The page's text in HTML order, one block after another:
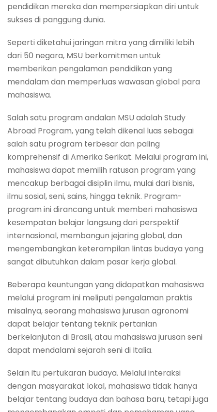
pendidikan mereka dan mempersiapkan diri untuk
sukses di panggung dunia.
Seperti diketahui jaringan mitra yang dimiliki lebih
dari 50 negara, MSU berkomitmen untuk
memberikan pengalaman pendidikan yang
mendalam dan memperluas wawasan global para
mahasiswa.
Salah satu program andalan MSU adalah Study
Abroad Program, yang telah dikenal luas sebagai
salah satu program terbesar dan paling
komprehensif di Amerika Serikat. Melalui program ini,
mahasiswa dapat memilih ratusan program yang
mencakup berbagai disiplin ilmu, mulai dari bisnis,
ilmu sosial, seni, sains, hingga teknik. Program-
program ini dirancang untuk memberi mahasiswa
kesempatan belajar langsung dari perspektif
internasional, membangun jejaring global, dan
mengembangkan keterampilan lintas budaya yang
sangat dibutuhkan dalam pasar kerja global.
Beberapa keuntungan yang didapatkan mahasiswa
melalui program ini meliputi pengalaman praktis
misalnya, seorang mahasiswa jurusan agronomi
dapat belajar tentang teknik pertanian
berkelanjutan di Brasil, atau mahasiswa jurusan seni
dapat mendalami sejarah seni di Italia.
Selain itu pertukaran budaya. Melalui interaksi
dengan masyarakat lokal, mahasiswa tidak hanya
belajar tentang budaya dan bahasa baru, tetapi juga